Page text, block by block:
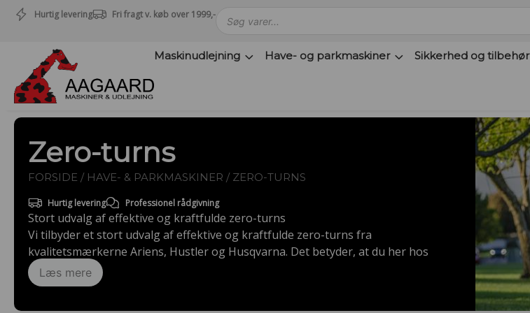
Hurtig levering Fri fragt v. køb over 1999,-
Maskinudlejning Have- og parkmaskiner Sikkerhed og tilbehør
Maskinudlejning
Have- og parkmaskiner
Sikkerhed og tilbehør
Depotrum
Mærker
Tips og tricks
4.4 Google Reviews
4.7 Trustpilot
Zero-turns
FORSIDE / HAVE- & PARKMASKINER / ZERO-TURNS
Hurtig levering Professionel rådgivning
Stort udvalg af effektive og kraftfulde zero-turns
Vi tilbyder et stort udvalg af effektive og kraftfulde zero-turns fra
kvalitetsmærkerne Ariens, Hustler og Husqvarna. Det betyder, at du her hos
Aagaard Maskiner & Udlejning kan få zeroturns fra nogle af de førende mærker
indenfor området. Køb en zero-turn hos os og få professionelle resultater, selv
Læs mere